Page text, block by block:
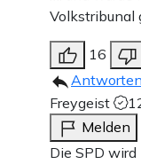
Volkstribunal
16
Antworten
Freygeist
Melden
Die SPD wird